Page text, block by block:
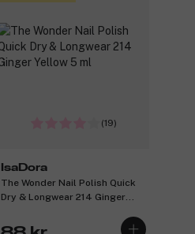
(19)
IsaDora
The Wonder Nail Polish Quick
Dry & Longwear 214 Ginger